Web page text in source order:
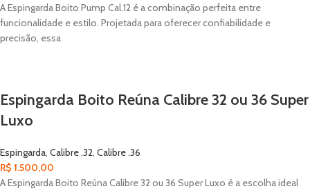
A Espingarda Boito Pump Cal.12 é a combinação perfeita entre
funcionalidade e estilo. Projetada para oferecer confiabilidade e
precisão, essa
Espingarda Boito Reúna Calibre 32 ou 36 Super
Luxo
Espingarda, Calibre .32, Calibre .36
R$ 1.500,00
A Espingarda Boito Reúna Calibre 32 ou 36 Super Luxo é a escolha ideal